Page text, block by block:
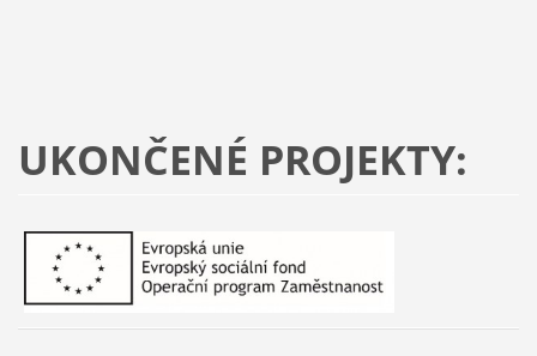
UKONČENÉ PROJEKTY: